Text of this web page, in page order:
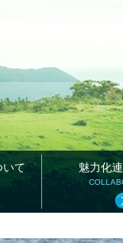
いて 魅力化